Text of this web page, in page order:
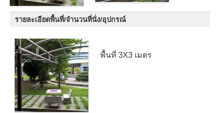
รายละเอียดพื้นที่/จำนวนที่นั่ง/อุปกรณ์
พื้นที่ 3X3 เมตร